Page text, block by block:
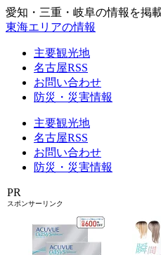
愛知・三重・岐阜の情報を掲
東海エリアの情報
主要観光地
名古屋RSS
お問い合わせ
防災・災害情報
主要観光地
名古屋RSS
お問い合わせ
防災・災害情報
PR
スポンサーリンク